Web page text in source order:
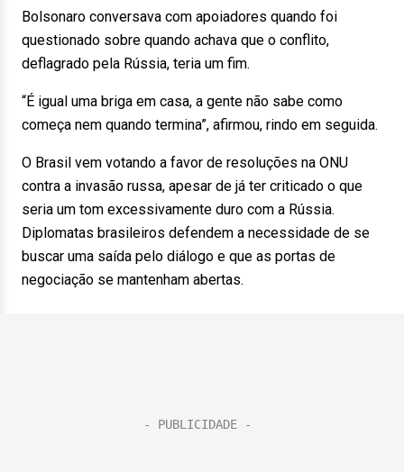
Bolsonaro conversava com apoiadores quando foi
questionado sobre quando achava que o conflito,
deflagrado pela Rússia, teria um fim.
“É igual uma briga em casa, a gente não sabe como
começa nem quando termina”, afirmou, rindo em seguida.
O Brasil vem votando a favor de resoluções na ONU
contra a invasão russa, apesar de já ter criticado o que
seria um tom excessivamente duro com a Rússia.
Diplomatas brasileiros defendem a necessidade de se
buscar uma saída pelo diálogo e que as portas de
negociação se mantenham abertas.